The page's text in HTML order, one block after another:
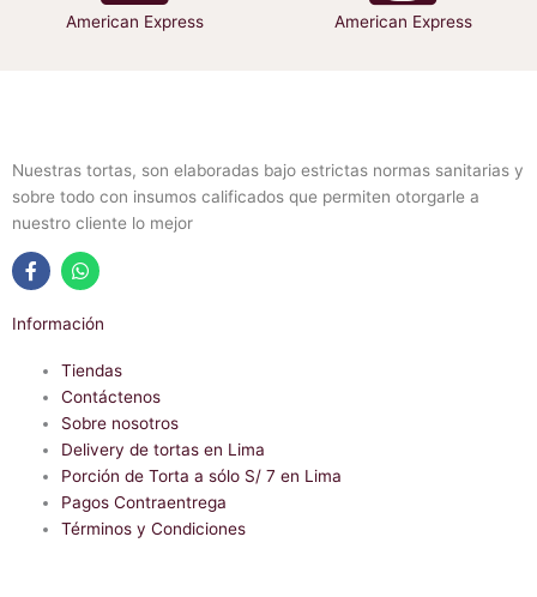
American Express American Express
Nuestras tortas, son elaboradas bajo estrictas normas sanitarias y
sobre todo con insumos calificados que permiten otorgarle a
nuestro cliente lo mejor
F
a
c
W
h
a
s
a
p
p
Información
Tiendas
Contáctenos
Sobre nosotros
Delivery de tortas en Lima
Porción de Torta a sólo S/ 7 en Lima
Pagos Contraentrega
Términos y Condiciones